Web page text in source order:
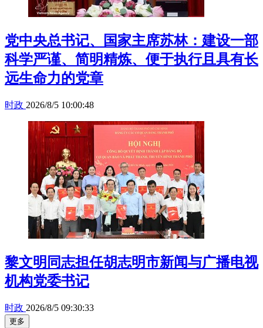
党中央总书记、国家主席苏林：建设一部
科学严谨、简明精炼、便于执行且具有长
远生命力的党章
时政 2026/8/5 10:00:48
黎文明同志担任胡志明市新闻与广播电视
机构党委书记
时政 2026/8/5 09:30:33
更多